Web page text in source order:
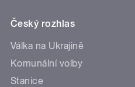
Český rozhlas
Válka na Ukrajině
Komunální volby
Stanice